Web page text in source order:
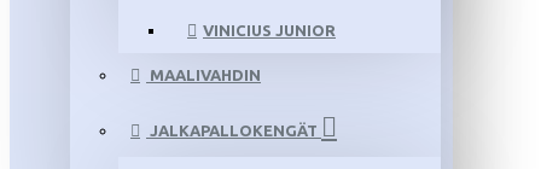
VINICIUS JUNIOR
MAALIVAHDIN
JALKAPALLOKENGÄT